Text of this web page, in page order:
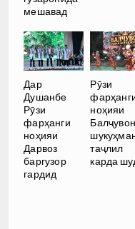
мешавад
Дар
Душанбе
Рӯзи
фарҳанги
ноҳияи
Дарвоз
баргузор
гардид
Рӯзи
ноҳияи
Балҷувон
таҷлил
карда